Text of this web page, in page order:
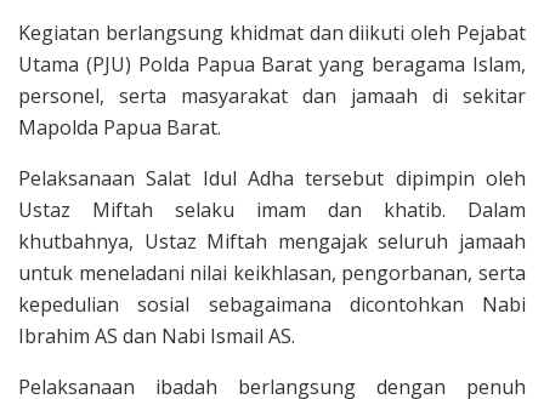
Kegiatan berlangsung khidmat dan diikuti oleh Pejabat
Utama (PJU) Polda Papua Barat yang beragama Islam,
personel, serta masyarakat dan jamaah di sekitar
Mapolda Papua Barat.
Pelaksanaan Salat Idul Adha tersebut dipimpin oleh
Ustaz Miftah selaku imam dan khatib. Dalam
khutbahnya, Ustaz Miftah mengajak seluruh jamaah
untuk meneladani nilai keikhlasan, pengorbanan, serta
kepedulian sosial sebagaimana dicontohkan Nabi
Ibrahim AS dan Nabi Ismail AS.
Pelaksanaan ibadah berlangsung dengan penuh